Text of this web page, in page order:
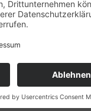
Belzig e.V.